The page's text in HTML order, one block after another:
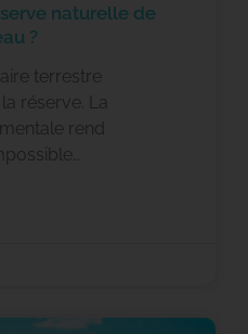
naturelle de
?
terrestre
réserve. La
rend